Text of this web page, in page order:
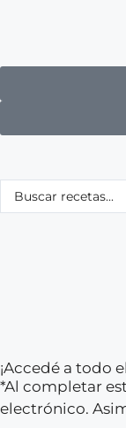
¡Accedé a todo
*Al completar
electrónico.